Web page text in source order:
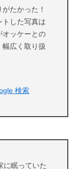
たかった！
トした写真は
オッケーとの
広く取り扱
検索
に眠っていた